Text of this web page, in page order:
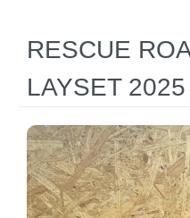
RESCUE
LAYSET 2025